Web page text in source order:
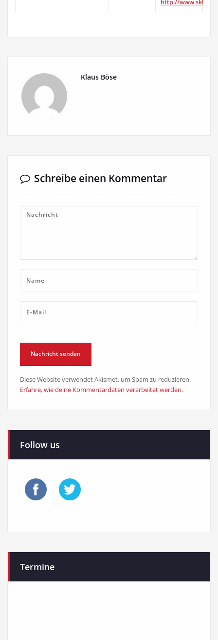
http://
Klaus Böse
Schreibe einen Kommentar
Diese Website verwendet Akismet, um Spam zu reduzieren.
Erfahre, wie deine Kommentardaten verarbeitet werden.
Follow us
Termine